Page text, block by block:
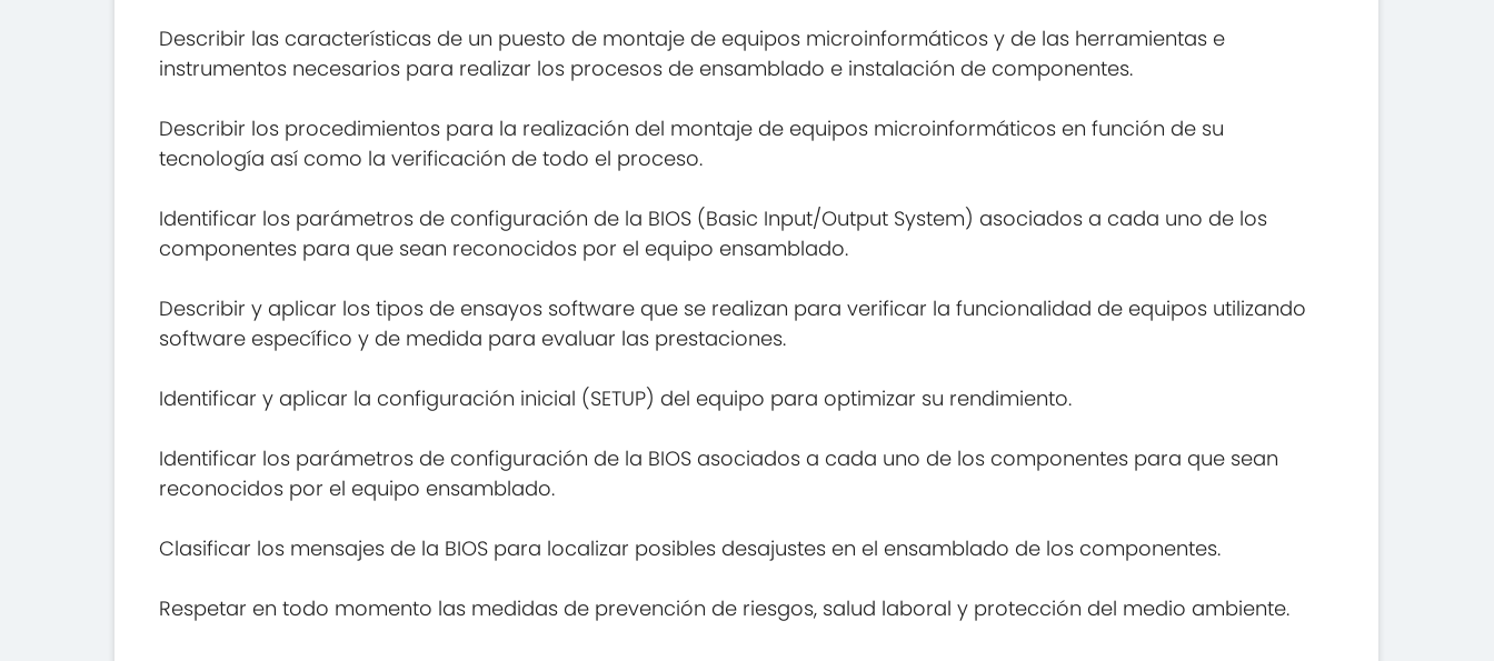
Describir las características de un puesto de montaje de equipos microinformáticos y de las herramientas e
instrumentos necesarios para realizar los procesos de ensamblado e instalación de componentes.
Describir los procedimientos para la realización del montaje de equipos microinformáticos en función de su
tecnología así como la verificación de todo el proceso.
Identificar los parámetros de configuración de la BIOS (Basic Input/Output System) asociados a cada uno de los
componentes para que sean reconocidos por el equipo ensamblado.
Describir y aplicar los tipos de ensayos software que se realizan para verificar la funcionalidad de equipos utilizando
software específico y de medida para evaluar las prestaciones.
Identificar y aplicar la configuración inicial (SETUP) del equipo para optimizar su rendimiento.
Identificar los parámetros de configuración de la BIOS asociados a cada uno de los componentes para que sean
reconocidos por el equipo ensamblado.
Clasificar los mensajes de la BIOS para localizar posibles desajustes en el ensamblado de los componentes.
Respetar en todo momento las medidas de prevención de riesgos, salud laboral y protección del medio ambiente.